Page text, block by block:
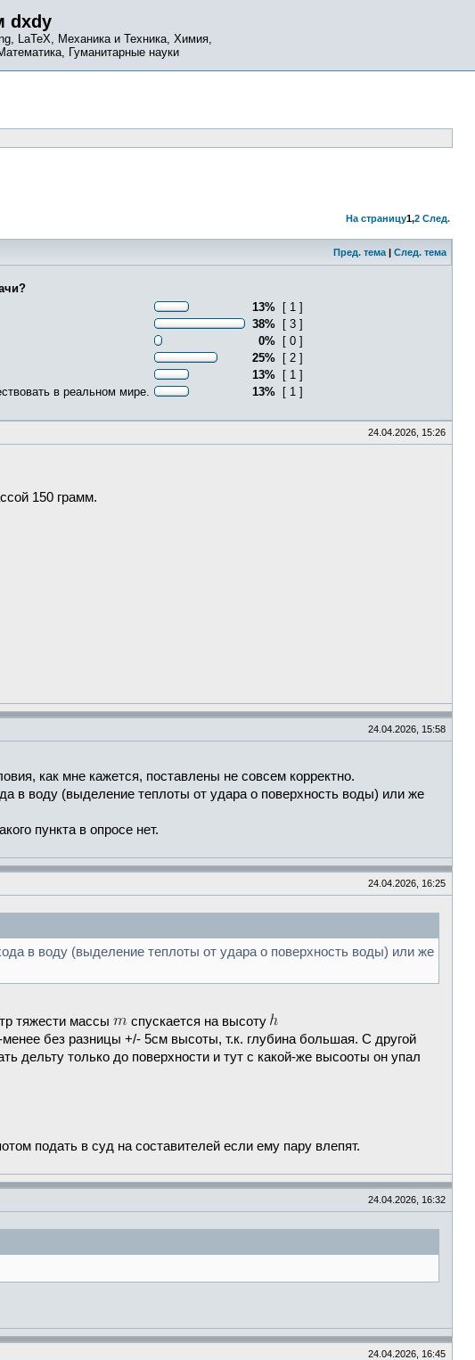
dxdy
LaTeX, Механика и Техника, Химия,
Гуманитарные науки
На страницу1,2 След.
Пред. тема | След. тема
13%
[ 1 ]
38%
[ 3 ]
0%
[ 0 ]
25%
[ 2 ]
13%
[ 1 ]
в реальном мире.
13% [ 1 ]
24.04.2026, 15:26
150 грамм.
24.04.2026, 15:58
как мне кажется, поставлены не совсем корректно.
в воду (выделение теплоты от удара о поверхность воды) или же
пункта в опросе нет.
24.04.2026, 16:25
в воду (выделение теплоты от удара о поверхность воды) или же
тяжести массы
спускается на высоту
без разницы +/- 5см высоты, т.к. глубина большая. С другой
дельту только до поверхности и тут с какой-же высооты он упал
подать в суд на составителей если ему пару влепят.
24.04.2026, 16:32
24.04.2026, 16:45